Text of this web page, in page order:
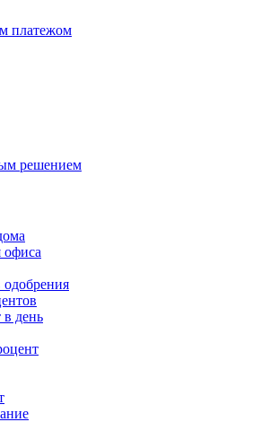
платежом
решением
офиса
одобрения
день